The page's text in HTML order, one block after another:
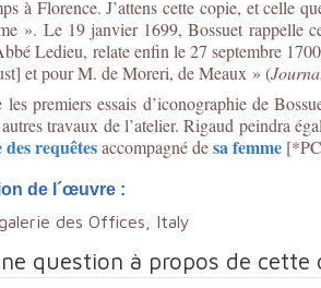
à Florence. J’attens cette copie, et celle
». Le 19 janvier 1699, Bossuet rappelle
Ledieu, relate enfin le 27 septembre
et pour M. de Moreri, de Meaux » (
les premiers essais d’iconographie de
travaux de l’atelier. Rigaud peindra
requêtesaccompagné desa femme
de l´œuvre :
des Offices, Italy
question à propos de cette